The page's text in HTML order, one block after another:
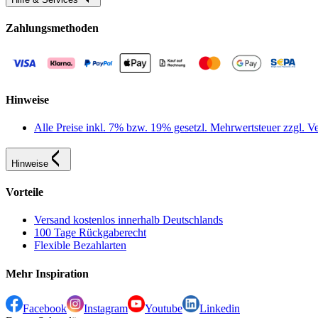
Zahlungsmethoden
Hinweise
Alle Preise inkl. 7% bzw. 19% gesetzl. Mehrwertsteuer zzgl.
Hinweise
Vorteile
Versand kostenlos innerhalb Deutschlands
100 Tage Rückgaberecht
Flexible Bezahlarten
Mehr Inspiration
Facebook Instagram Youtube
Linkedin